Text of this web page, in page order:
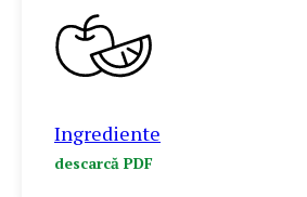
Ingrediente
descarcă PDF